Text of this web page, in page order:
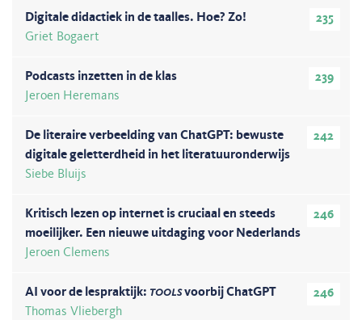
235
Digitale didactiek in de taalles. Hoe? Zo!
Griet Bogaert
239
Podcasts inzetten in de klas
Jeroen Heremans
242
De literaire verbeelding van ChatGPT: bewuste
digitale geletterdheid in het literatuuronderwijs
Siebe Bluijs
246
Kritisch lezen op internet is cruciaal en steeds
moeilijker. Een nieuwe uitdaging voor Nederlands
Jeroen Clemens
246
AI voor de lespraktijk: toolsvoorbij ChatGPT
Thomas Vliebergh